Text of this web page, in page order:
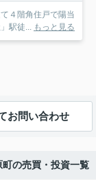
４階角住戸で陽当
駅徒...
もっと見る
お問い合わせ
町の売買・投資一覧